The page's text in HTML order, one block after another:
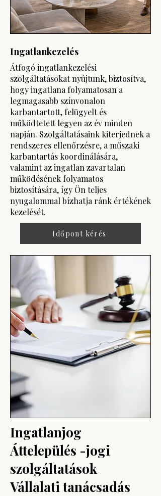
Ingatlankezelés
Átfogó ingatlankezelési
szolgáltatásokat nyújtunk, biztosítva,
hogy ingatlana folyamatosan a
legmagasabb színvonalon
karbantartott, felügyelt és
működtetett legyen az év minden
napján. Szolgáltatásaink kiterjednek a
rendszeres ellenőrzésre, a műszaki
karbantartás koordinálására,
valamint az ingatlan zavartalan
működésének folyamatos
biztosítására, így Ön teljes
nyugalommal bízhatja ránk értékének
kezelését.
Időpont kérés
Ingatlanjog
Áttelepülés -jogi
szolgáltatások
Vállalati tanácsadás